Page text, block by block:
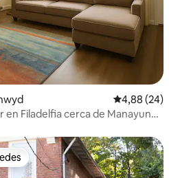
Calificación
4,88 (24)
Filadelfia cerca de Manayunk,
más destacados